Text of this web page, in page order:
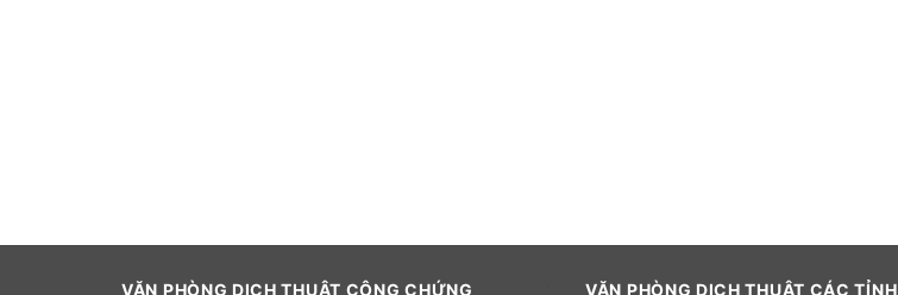
VĂN PHÒNG DỊCH THUẬT CÔNG CHỨNG VĂN PHÒNG DỊCH THUẬT CÁC TỈNH